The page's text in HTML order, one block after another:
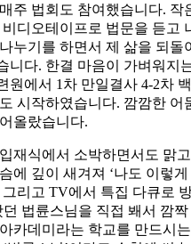
주 법회도 참여했습니다. 작
디오테이프로 법문을 듣고
누기를 하면서 제 삶을 되돌
니다. 한결 마음이 가벼워지
원에서 1차 만일결사 4-2차
시작하였습니다. 깜깜한 어
올랐습니다.
재식에서 소박하면서도 맑
에 깊이 새겨져 ‘나도 이렇
리고 TV에서 특집 다큐로
법륜스님을 직접 봬서 깜
카데미라는 학교를 만드시